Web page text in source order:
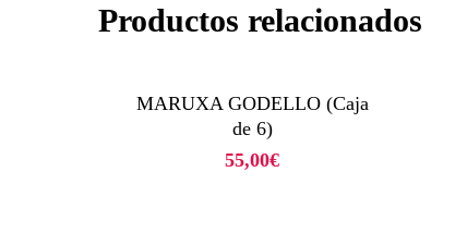
Productos relacionados
MARUXA GODELLO (Caja
de 6)
55,00€